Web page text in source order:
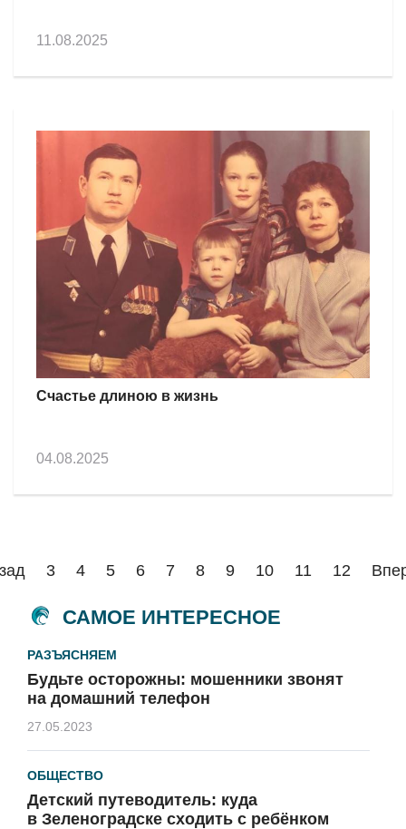
11.08.2025
Счастье длиною в жизнь
04.08.2025
3 4 5 6 7 8 9 10 11 12
САМОЕ ИНТЕРЕСНОЕ
РАЗЪЯСНЯЕМ
Будьте осторожны: мошенники звонят
на домашний телефон
27.05.2023
ОБЩЕСТВО
Детский путеводитель: куда
в Зеленоградске сходить с ребёнком